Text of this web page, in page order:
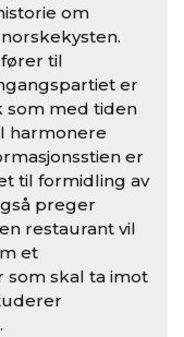
om
til
er
som med tiden
harmonere
er
til formidling av
preger
restaurant vil
et
som skal ta imot